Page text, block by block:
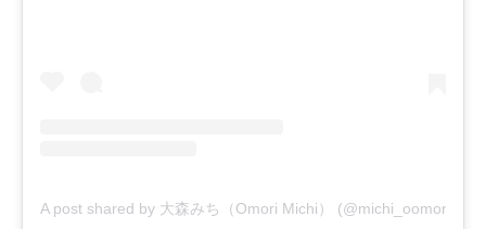
A post shared by 大森みち（Omori Michi）